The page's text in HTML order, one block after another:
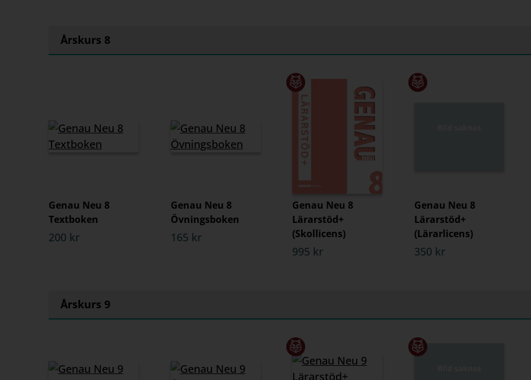
Årskurs 8
Genau Neu 8
Textboken
200 kr
Genau Neu 8
Övningsboken
165 kr
Genau Neu 8
Lärarstöd+
(Skollicens)
995 kr
Genau Neu 8
Lärarstöd+
(Lärarlicens)
350 kr
Årskurs 9